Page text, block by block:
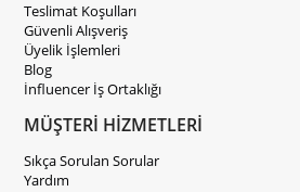
Teslimat Koşulları
Güvenli Alışveriş
Üyelik İşlemleri
Blog
İnfluencer İş Ortaklığı
MÜŞTERİ HİZMETLERİ
Sıkça Sorulan Sorular
Yardım